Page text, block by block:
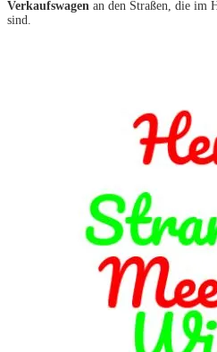
Verkaufswagen an den Straßen, die im
sind.